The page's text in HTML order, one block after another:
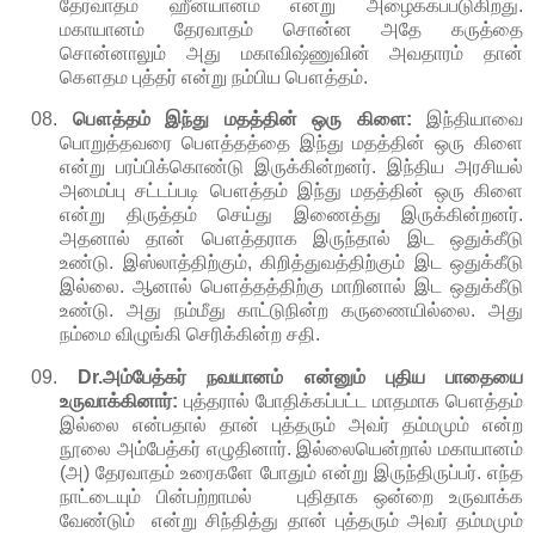
தேரவாதம் ஹீனயானம் என்று அழைக்கப்படுகிறது.
மகாயானம் தேரவாதம் சொன்ன அதே கருத்தை
சொன்னாலும் அது மகாவிஷ்ணுவின் அவதாரம் தான்
கௌதம புத்தர் என்று நம்பிய பௌத்தம்.
08. பௌத்தம் இந்து மதத்தின் ஒரு கிளை: இந்தியாவை
பொறுத்தவரை பௌத்தத்தை இந்து மதத்தின் ஒரு கிளை
என்று பரப்பிக்கொண்டு இருக்கின்றனர். இந்திய அரசியல்
அமைப்பு சட்டப்படி பௌத்தம் இந்து மதத்தின் ஒரு கிளை
என்று திருத்தம் செய்து இணைத்து இருக்கின்றனர்.
அதனால் தான் பௌத்தராக இருந்தால் இட ஒதுக்கீடு
உண்டு. இஸ்லாத்திற்கும், கிறித்துவத்திற்கும் இட ஒதுக்கீடு
இல்லை. ஆனால் பௌத்தத்திற்கு மாறினால் இட ஒதுக்கீடு
உண்டு. அது நம்மீது காட்டுநின்ற கருணையில்லை. அது
நம்மை விழுங்கி செரிக்கின்ற சதி.
09.
Dr.அம்பேத்கர் நவயானம் என்னும் புதிய பாதையை
உருவாக்கினார்: புத்தரால் போதிக்கப்பட்ட மாதமாக பௌத்தம்
இல்லை என்பதால் தான் புத்தரும் அவர் தம்மமும் என்ற
நூலை அம்பேத்கர் எழுதினார். இல்லையென்றால் மகாயானம்
(அ) தேரவாதம் உரைகளே போதும் என்று இருந்திருப்பர். எந்த
நாட்டையும் பின்பற்றாமல் புதிதாக ஒன்றை உருவாக்க
வேண்டும் என்று சிந்தித்து தான் புத்தரும் அவர் தம்மமும்